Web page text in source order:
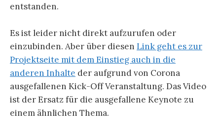
entstanden.
Es ist leider nicht direkt aufzurufen oder
einzubinden. Aber über diesen Link geht es zur
Projektseite mit dem Einstieg auch in die
anderen Inhalte der aufgrund von Corona
ausgefallenen Kick-Off Veranstaltung. Das Video
ist der Ersatz für die ausgefallene Keynote zu
einem ähnlichen Thema.